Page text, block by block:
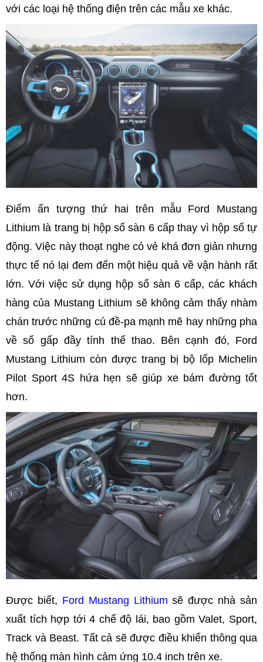
với các loại hệ thống điện trên các mẫu xe khác.
Điểm ấn tượng thứ hai trên mẫu Ford Mustang
Lithium là trang bị hộp số sàn 6 cấp thay vì hộp số tự
động. Việc này thoạt nghe có vẻ khá đơn giản nhưng
thực tế nó lại đem đến một hiệu quả về vận hành rất
lớn. Với việc sử dụng hộp số sàn 6 cấp, các khách
hàng của Mustang Lithium sẽ không cảm thấy nhàm
chán trước những cú đề-pa mạnh mẽ hay những pha
về số gấp đầy tính thể thao. Bên cạnh đó, Ford
Mustang Lithium còn được trang bị bộ lốp Michelin
Pilot Sport 4S hứa hẹn sẽ giúp xe bám đường tốt
hơn.
Được biết, Ford Mustang Lithiumsẽ được nhà sản
xuất tích hợp tới 4 chế độ lái, bao gồm Valet, Sport,
Track và Beast. Tất cả sẽ được điều khiển thông qua
hệ thống màn hình cảm ứng 10.4 inch trên xe.